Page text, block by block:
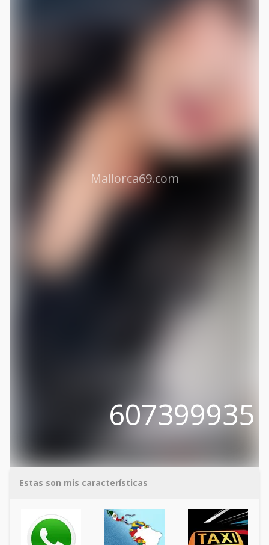
Mallorca69.com
607399935
Estas son mis características